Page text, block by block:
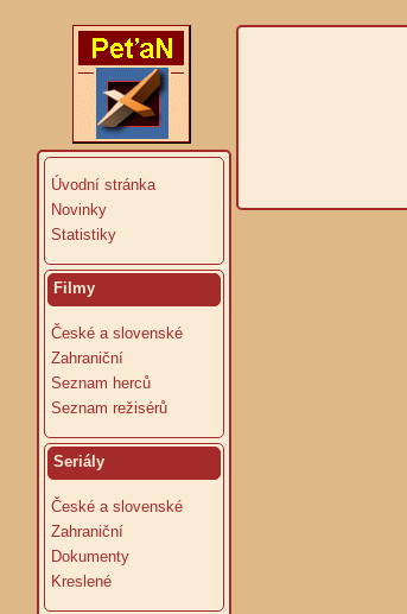
Úvodní stránka
Novinky
Statistiky
Filmy
České a slovenské
Zahraniční
Seznam herců
Seznam režisérů
Seriály
České a slovenské
Zahraniční
Dokumenty
Kreslené